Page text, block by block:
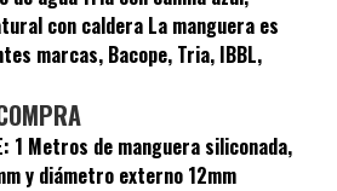
con caldera La manguera es
marcas, Bacope, Tria, IBBL,
1 Metros de manguera siliconada,
y diámetro externo 12mm